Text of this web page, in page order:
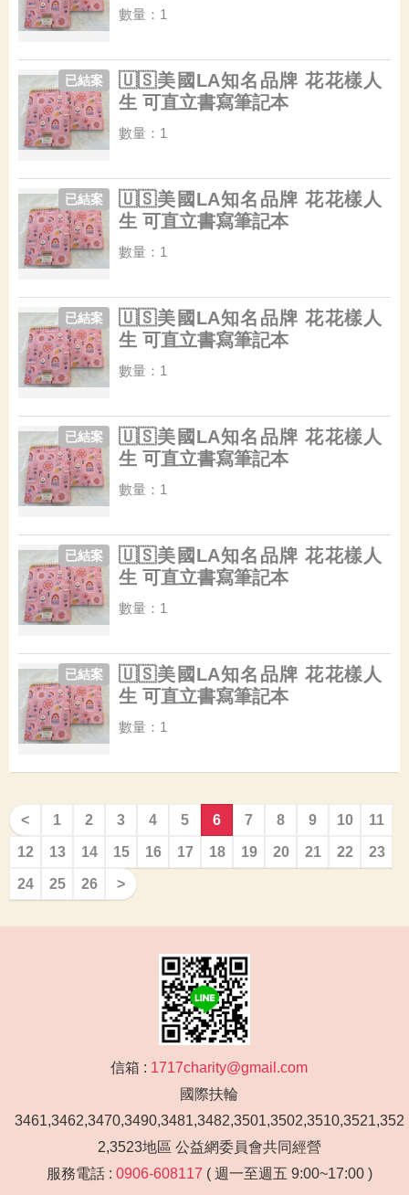
數量：1
🇺🇸美國LA知名品牌 花花樣人
生 可直立書寫筆記本
已結案
數量：1
🇺🇸美國LA知名品牌 花花樣人
生 可直立書寫筆記本
已結案
數量：1
🇺🇸美國LA知名品牌 花花樣人
生 可直立書寫筆記本
已結案
數量：1
🇺🇸美國LA知名品牌 花花樣人
生 可直立書寫筆記本
已結案
數量：1
🇺🇸美國LA知名品牌 花花樣人
生 可直立書寫筆記本
已結案
數量：1
🇺🇸美國LA知名品牌 花花樣人
生 可直立書寫筆記本
已結案
數量：1
< 1 2 3 4 5 6 7 8 9 10 11
12 13 14 15 16 17 18 19 20 21 22 23
24 25 26 >
信箱 : 1717charity@gmail.com
國際扶輪
3461,3462,3470,3490,3481,3482,3501,3502,3510,3521,352
2,3523地區 公益網委員會共同經營
服務電話 : 0906-608117 ( 週一至週五 9:00~17:00 )